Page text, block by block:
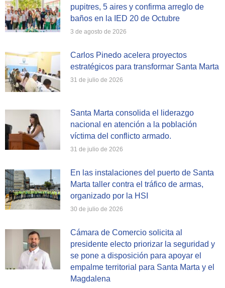
pupitres, 5 aires y confirma arreglo de
baños en la IED 20 de Octubre
3 de agosto de 2026
Carlos Pinedo acelera proyectos
estratégicos para transformar Santa Marta
31 de julio de 2026
Santa Marta consolida el liderazgo
nacional en atención a la población
víctima del conflicto armado.
31 de julio de 2026
En las instalaciones del puerto de Santa
Marta taller contra el tráfico de armas,
organizado por la HSI
30 de julio de 2026
Cámara de Comercio solicita al
presidente electo priorizar la seguridad y
se pone a disposición para apoyar el
empalme territorial para Santa Marta y el
Magdalena